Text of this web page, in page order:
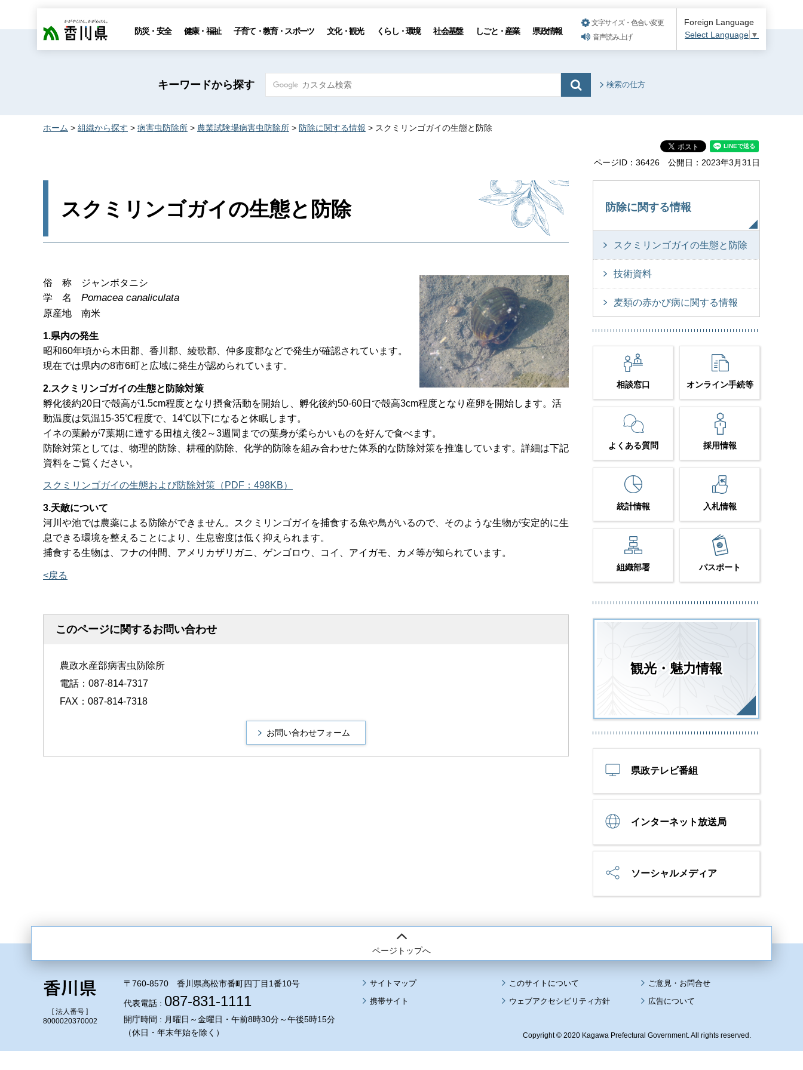
香川県 防災・安全 健康・福祉 子育て・教育・スポーツ 文化・観光 くらし・環境 社会基盤 しごと・産業 県政情報
文字サイズ・色合い変更
音声読み上げ
Foreign Language
Select Language ▼
キーワードから探す 検索の仕方
ホーム > 組織から探す > 病害虫防除所 > 農業試験場病害虫防除所 > 防除に関する情報 > スクミリンゴガイの生態と防除
ページID：36426 公開日：2023年3月31日
スクミリンゴガイの生態と防除
俗 称
ジャンボタニシ
学
名 Pomacea canaliculata
原産地 南米
1.県内の発生
昭和60年頃から木田郡、香川郡、綾歌郡、仲多度郡などで発生が確認されています。
現在では県内の8市6町と広域に発生が認められています。
2.スクミリンゴガイの生態と防除対策
孵化後約20日で殻高が1.5cm程度となり摂食活動を開始し、孵化後約50-60日で殻高3cm程度となり産卵を開始します。活
動温度は気温15-35℃程度で、14℃以下になると休眠します。
イネの葉齢が7葉期に達する田植え後2～3週間までの葉身が柔らかいものを好んで食べます。
防除対策としては、物理的防除、耕種的防除、化学的防除を組み合わせた体系的な防除対策を推進しています。詳細は下記
資料をご覧ください。
スクミリンゴガイの生態および防除対策（PDF：498KB）
3.天敵について
河川や池では農薬による防除ができません。スクミリンゴガイを捕食する魚や鳥がいるので、そのような生物が安定的に生
息できる環境を整えることにより、生息密度は低く抑えられます。
捕食する生物は、フナの仲間、アメリカザリガニ、ゲンゴロウ、コイ、アイガモ、カメ等が知られています。
<戻る
このページに関するお問い合わせ
農政水産部病害虫防除所
電話：087-814-7317
FAX：087-814-7318
防除に関する情報
スクミリンゴガイの生態と防除
技術資料
麦類の赤かび病に関する情報
相談窓口 オンライン手続等
よくある質問 採用情報
統計情報 入札情報
組織部署 パスポート
観光・魅力情報
県政テレビ番組
インターネット放送局
ソーシャルメディア
ページトップへ
[ 法人番号 ]
8000020370002
〒760-8570 香川県高松市番町四丁目1番10号
代表電話 : 087-831-1111
開庁時間 : 月曜日～金曜日・午前8時30分～午後5時15分
（休日・年末年始を除く）
サイトマップ
このサイトについて
携帯サイト
ウェブアクセシビリティ方針 広告について
Copyright © 2020 Kagawa Prefectural Government. All rights reserved.